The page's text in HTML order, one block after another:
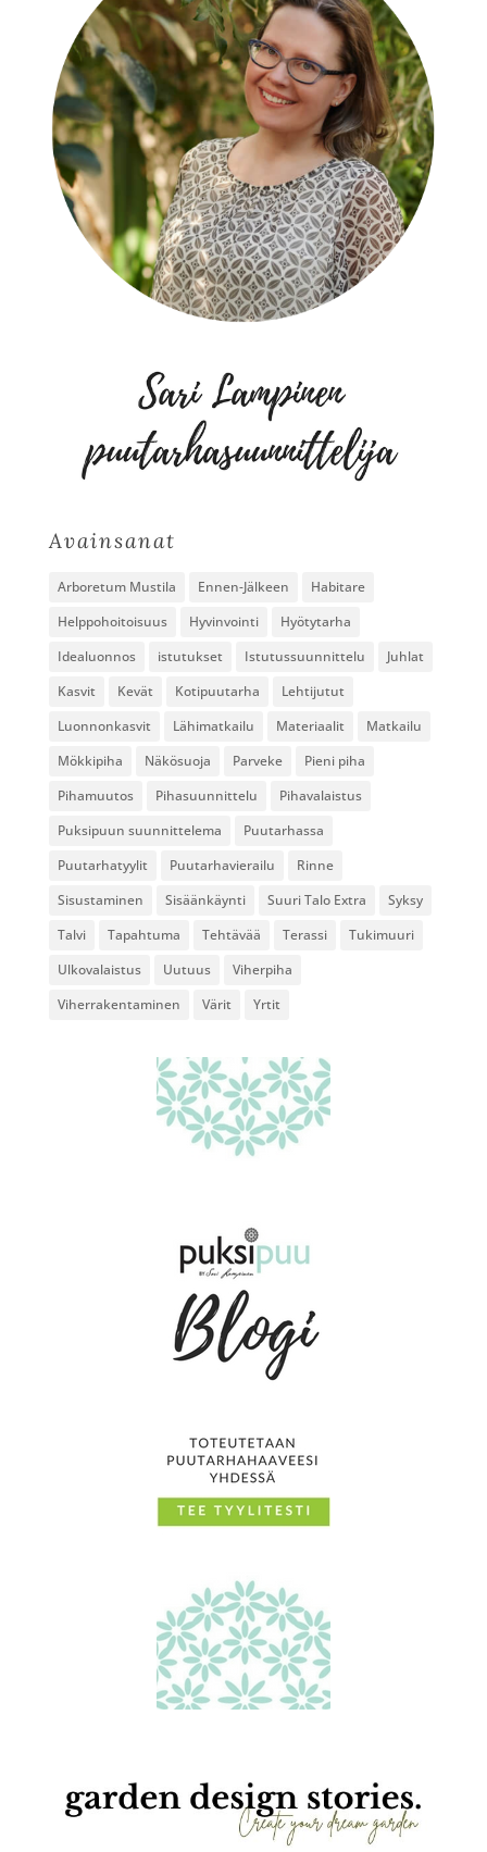
Avainsanat
Arboretum Mustila Ennen-Jälkeen
Habitare
Helppohoitoisuus
Hyvinvointi
Hyötytarha
Idealuonnos
istutukset Istutussuunnittelu
Juhlat
Kasvit
Kevät Kotipuutarha
Lehtijutut
Luonnonkasvit
Lähimatkailu Materiaalit
Matkailu
Mökkipiha
Näkösuoja Parveke
Pieni piha
Pihamuutos
Pihasuunnittelu
Pihavalaistus
Puksipuun suunnittelema
Puutarhassa
Puutarhatyylit
Puutarhavierailu
Rinne
Sisustaminen
Sisäänkäynti Suuri Talo Extra
Syksy
Talvi
Tapahtuma Tehtävää Terassi
Tukimuuri
Ulkovalaistus
Uutuus
Viherpiha
Viherrakentaminen
Värit Yrtit